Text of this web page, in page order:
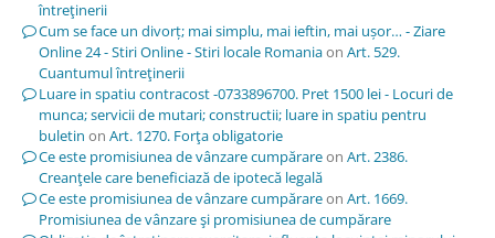
întreţinerii
Cum se face un divorț; mai simplu, mai ieftin, mai ușor… - Ziare
Online 24 - Stiri Online - Stiri locale Romaniaon Art. 529.
Cuantumul întreţinerii
Luare in spatiu contracost -0733896700. Pret 1500 lei - Locuri de
munca; servicii de mutari; constructii; luare in spatiu pentru
buletin on Art. 1270. Forţa obligatorie
Ce este promisiunea de vânzare cumpărareon Art. 2386.
Creanţele care beneficiază de ipotecă legală
Ce este promisiunea de vânzare cumpărareon Art. 1669.
Promisiunea de vânzare şi promisiunea de cumpărare